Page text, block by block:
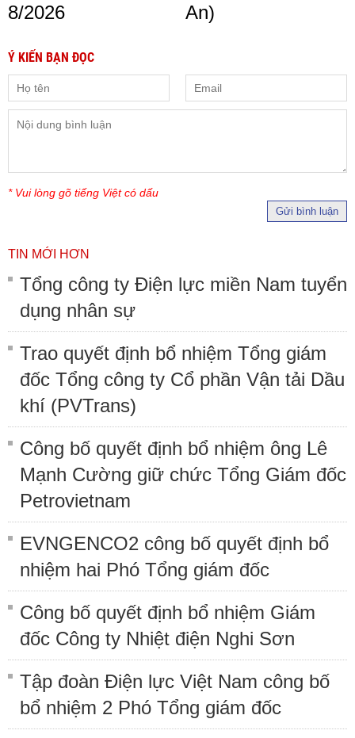
8/2026
An)
Ý KIẾN BẠN ĐỌC
* Vui lòng gõ tiếng Việt có dấu
Gửi bình luận
TIN MỚI HƠN
Tổng công ty Điện lực miền Nam tuyển
dụng nhân sự
Trao quyết định bổ nhiệm Tổng giám
đốc Tổng công ty Cổ phần Vận tải Dầu
khí (PVTrans)
Công bố quyết định bổ nhiệm ông Lê
Mạnh Cường giữ chức Tổng Giám đốc
Petrovietnam
EVNGENCO2 công bố quyết định bổ
nhiệm hai Phó Tổng giám đốc
Công bố quyết định bổ nhiệm Giám
đốc Công ty Nhiệt điện Nghi Sơn
Tập đoàn Điện lực Việt Nam công bố
bổ nhiệm 2 Phó Tổng giám đốc